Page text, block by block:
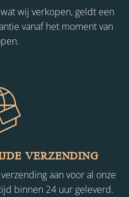
wij verkopen, geldt een
vanaf het moment van
VERZENDING
aan voor al onze
binnen 24 uur geleverd.